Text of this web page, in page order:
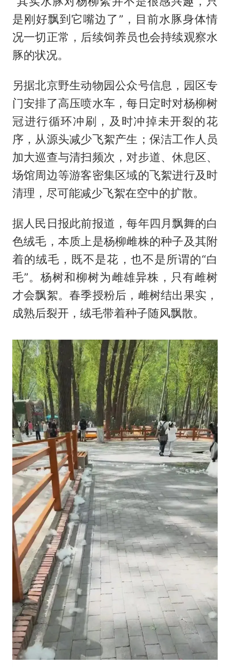
是刚好飘到它嘴边了”，目前水豚身体情
况一切正常，后续饲养员也会持续观察水
豚的状况。
另据北京野生动物园公众号信息，园区专
门安排了高压喷水车，每日定时对杨柳树
冠进行循环冲刷，及时冲掉未开裂的花
序，从源头减少飞絮产生；保洁工作人员
加大巡查与清扫频次，对步道、休息区、
场馆周边等游客密集区域的飞絮进行及时
清理，尽可能减少飞絮在空中的扩散。
据人民日报此前报道，每年四月飘舞的白
色绒毛，本质上是杨柳雌株的种子及其附
着的绒毛，既不是花，也不是所谓的“白
毛”。杨树和柳树为雌雄异株，只有雌树
才会飘絮。春季授粉后，雌树结出果实，
成熟后裂开，绒毛带着种子随风飘散。